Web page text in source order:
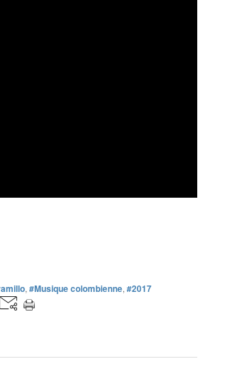
, #Musique colombienne, #2017